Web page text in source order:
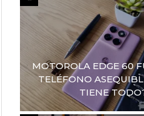
MOTOROLA EDGE 60
TELÉFONO
TIENE